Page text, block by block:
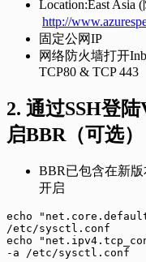
Location:East Asia
http://
固定公网IP
网络防火墙打开
TCP80 & TCP 443
2. 通过SSH登陆
启BBR（可选）
BBR已包含在新
开启
echo
/etc/sysctl.conf
echo
-a /etc/sysctl.conf